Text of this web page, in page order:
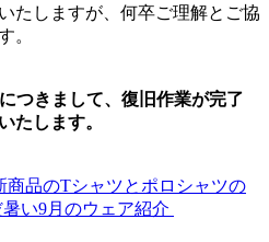
たしますが、何卒ご理解とご協
。
つきまして、復旧作業が完了
たします。
商品のTシャツとポロシャツの
暑い9月のウェア紹介